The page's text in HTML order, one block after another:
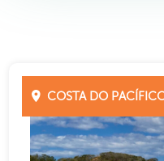
COSTA DO